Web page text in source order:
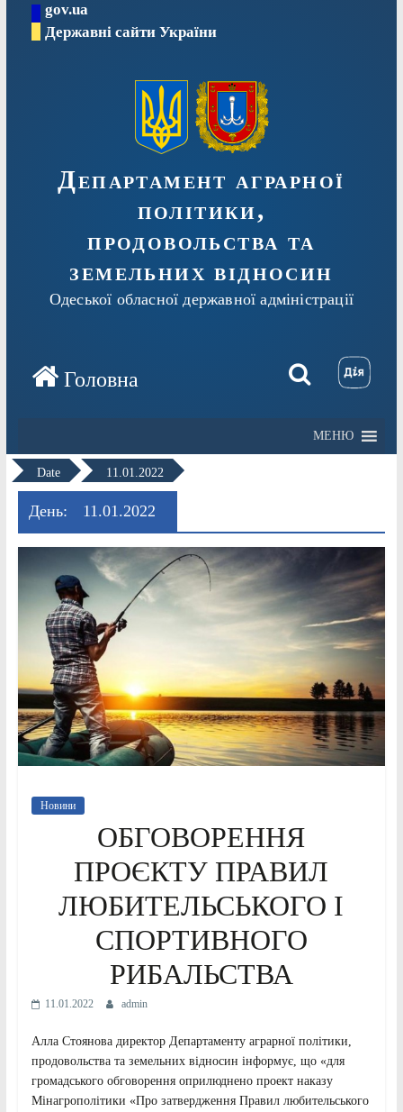
Перейтиgov.ua
Державні сайти України
Департамент аграрної
політики,
продовольства та
земельних відносин
Одеської обласної державної адміністрації
МЕНЮ
Date 11.01.2022
День: 11.01.2022
Новини
ОБГОВОРЕННЯ
ПРОЄКТУ ПРАВИЛ
ЛЮБИТЕЛЬСЬКОГО І
СПОРТИВНОГО
РИБАЛЬСТВА
11.01.2022 admin
Алла Стоянова директор Департаменту аграрної політики,
продовольства та земельних відносин інформує, що «для
громадського обговорення оприлюднено проект наказу
Мінагрополітики «Про затвердження Правил любительського